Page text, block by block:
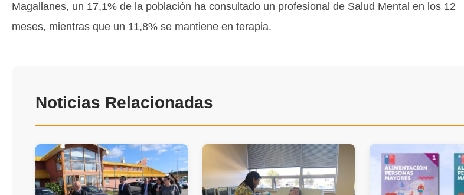
Magallanes, un 17,1% de la población ha consultado un profesional de Salud Mental en los 12
meses, mientras que un 11,8% se mantiene en terapia.
Noticias Relacionadas